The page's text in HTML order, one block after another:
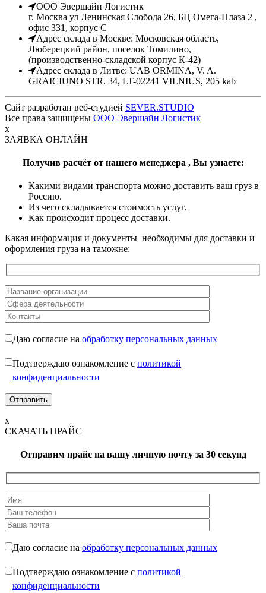
ООО Эвершайн Логистик
г. Москва ул Ленинская Слобода 26, БЦ Омега-Плаза 2 ,
офис 331, корпус С
Адрес склада в Москве: Московская область,
Люберецкий район, поселок Томилино,
(производственно-складской корпус К-42)
Адрес склада в Литве: UAB ORMINA, V. A.
GRAICIUNO STR. 34, LT-02241 VILNIUS, 205 kab
Сайт разработан веб-студией SEVER.STUDIO
Все права защищены ООО Эвершайн Логистик
x
ЗАЯВКА ОНЛАЙН
Получив расчёт от нашего менеджера , Вы узнаете:
Какими видами транспорта можно доставить ваш груз в
Россию.
Из чего складывается стоимость услуг.
Как происходит процесс доставки.
Какая информация и документы необходимы для доставки и
оформления груза на таможне:
Даю согласие на обработку персональных данных
Подтверждаю ознакомление с политикой
конфиденциальности
x
СКАЧАТЬ ПРАЙС
Отправим прайс на вашу личную почту за 30 секунд
Даю согласие на обработку персональных данных
Подтверждаю ознакомление с политикой
конфиденциальности